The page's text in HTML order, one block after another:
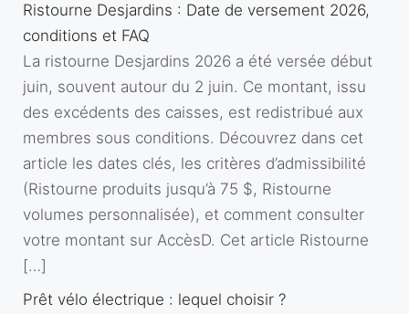
Ristourne Desjardins : Date de versement 2026,
conditions et FAQ
La ristourne Desjardins 2026 a été versée début
juin, souvent autour du 2 juin. Ce montant, issu
des excédents des caisses, est redistribué aux
membres sous conditions. Découvrez dans cet
article les dates clés, les critères d’admissibilité
(Ristourne produits jusqu’à 75 $, Ristourne
volumes personnalisée), et comment consulter
votre montant sur AccèsD. Cet article Ristourne
[…]
Prêt vélo électrique : lequel choisir ?